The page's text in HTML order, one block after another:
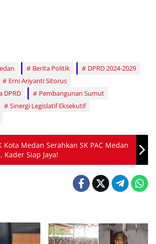
Berita Politik
DPRD 2024-2029
Erni Ariyanti Sitorus
DPRD
Pembangunan Sumut
Sinergi Legislatif Eksekutif
Kota Medan Serahkan SK PAC Medan
Kader Siap Jaya!